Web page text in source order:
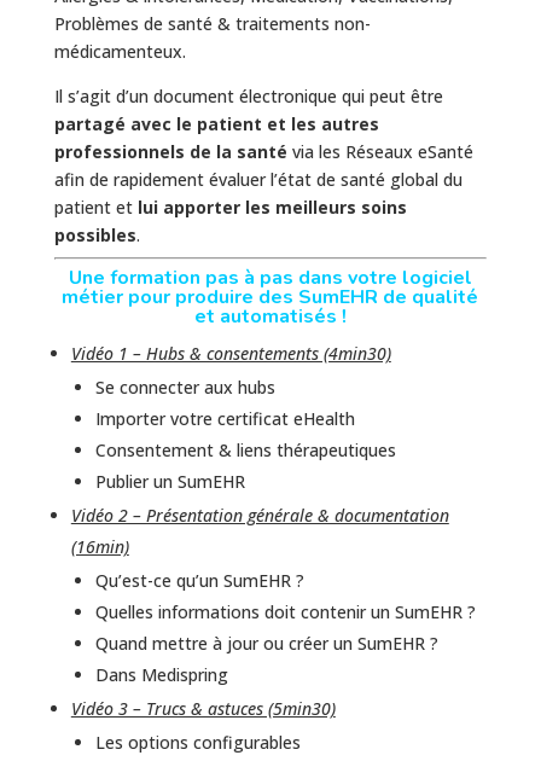
Problèmes de santé & traitements non-
médicamenteux.
Il s’agit d’un document électronique qui peut être
partagé avec le patient et les autres
professionnels de la santé via les Réseaux eSanté
afin de rapidement évaluer l’état de santé global du
patient et lui apporter les meilleurs soins
possibles.
Une formation pas à pas dans votre logiciel
métier pour produire des SumEHR de qualité
et automatisés !
Vidéo 1 – Hubs & consentements (4min30)
Se connecter aux hubs
Importer votre certificat eHealth
Consentement & liens thérapeutiques
Publier un SumEHR
Vidéo 2 – Présentation générale & documentation
(16min)
Qu’est-ce qu’un SumEHR ?
Quelles informations doit contenir un SumEHR ?
Quand mettre à jour ou créer un SumEHR ?
Dans Medispring
Vidéo 3 – Trucs & astuces (5min30)
Les options configurables